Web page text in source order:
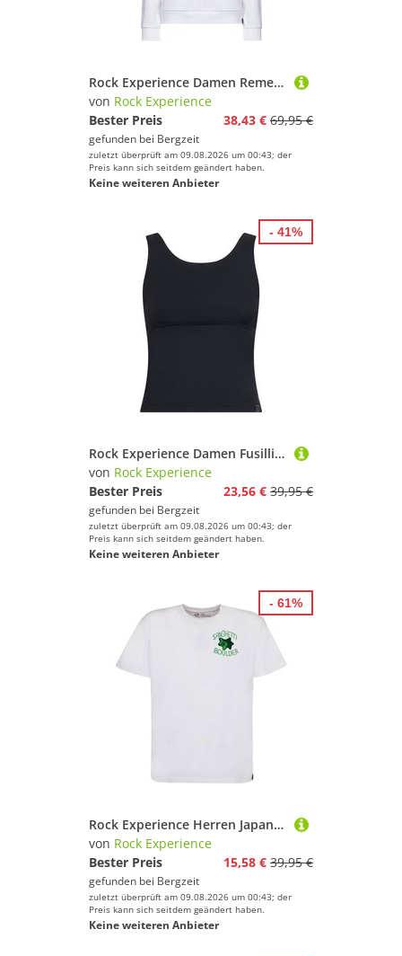
Erfolg mit Deinem Sport.
Rock Experience Damen Remenno Hoodie
von Rock Experience
Bester Preis
38,43 € 69,95 €
gefunden bei Bergzeit
zuletzt überprüft am 09.08.2026 um 00:43; der
Preis kann sich seitdem geändert haben.
Keine weiteren Anbieter
Rock Experience Damen Fusilli 2.0 Top
von Rock Experience
Bester Preis
23,56 € 39,95 €
gefunden bei Bergzeit
zuletzt überprüft am 09.08.2026 um 00:43; der
Preis kann sich seitdem geändert haben.
Keine weiteren Anbieter
- 41%
Rock Experience Herren Japan Addiction T-Shirt
von Rock Experience
Bester Preis
15,58 € 39,95 €
gefunden bei Bergzeit
zuletzt überprüft am 09.08.2026 um 00:43; der
Preis kann sich seitdem geändert haben.
Keine weiteren Anbieter
- 61%